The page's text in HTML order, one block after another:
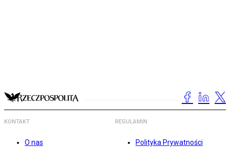
KONTAKT
O nas
REGULAMIN
Polityka Prywatności